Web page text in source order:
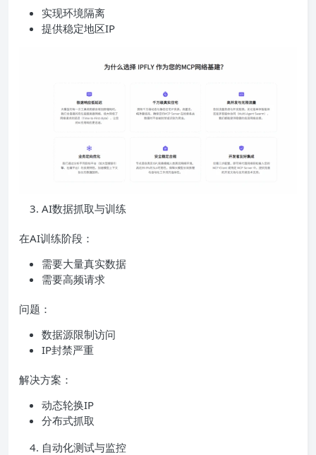
实现环境隔离
提供稳定地区IP
AI数据抓取与训练
在AI训练阶段：
需要大量真实数据
需要高频请求
问题：
数据源限制访问
IP封禁严重
解决方案：
动态轮换IP
分布式抓取
自动化测试与监控